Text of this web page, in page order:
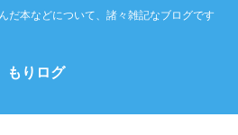
だ本などについて、諸々雑記なブログです
もりログ